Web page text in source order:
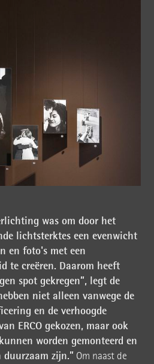
was om door het
lichtsterktes een evenwicht
en foto's met een
te creëren. Daarom heeft
spot gekregen”, legt de
niet alleen vanwege de
en de verhoogde
ERCO gekozen, maar ook
worden gemonteerd en
zijn.” Om naast de